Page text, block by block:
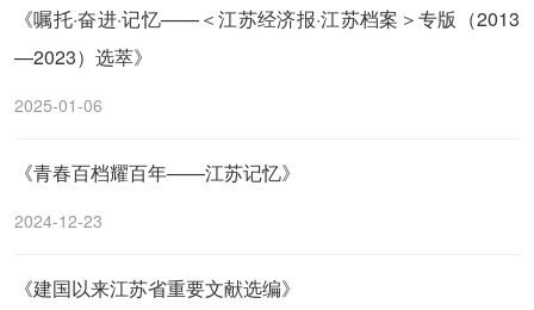
《嘱托·奋进·记忆——＜江苏经济报·江苏档案＞专版（2013
—2023）选萃》
2025-01-06
《青春百档耀百年——江苏记忆》
2024-12-23
《建国以来江苏省重要文献选编》